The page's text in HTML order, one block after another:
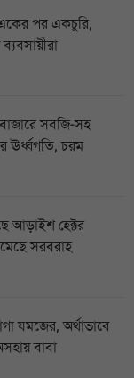
পর একচুরি,
সবজি-সহ
ঊর্ধ্বগতি, চরম
আড়াইশ হেক্টর
সরবরাহ
যমজের, অর্থাভাবে
বাবা